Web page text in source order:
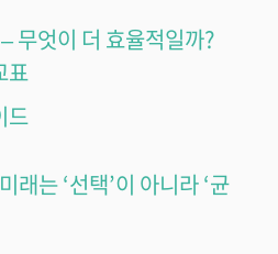
무엇이 더 효율적일까?
표
드
래는 ‘선택’이 아니라 ‘균